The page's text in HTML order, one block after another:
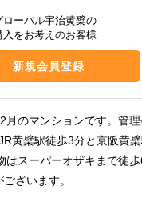
ローバル宇治黄檗の
入をお考えのお客様
新規会員登録
月のマンションです。管
黄檗駅徒歩3分と京阪黄
はスーパーオザキまで徒
ざいます。